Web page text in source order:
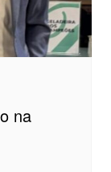
na